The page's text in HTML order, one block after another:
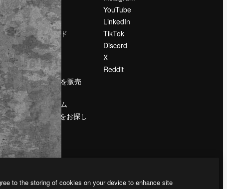
Reviews
採用情報
検索トレンド
ブログ
イベント
Slidesgo
コンテンツを販売
する
プレスルーム
magnific.aiをお探し
ですか？
YouTube
LinkedIn
TikTok
Discord
X
Reddit
to the storing of cookies on your device to enhance site